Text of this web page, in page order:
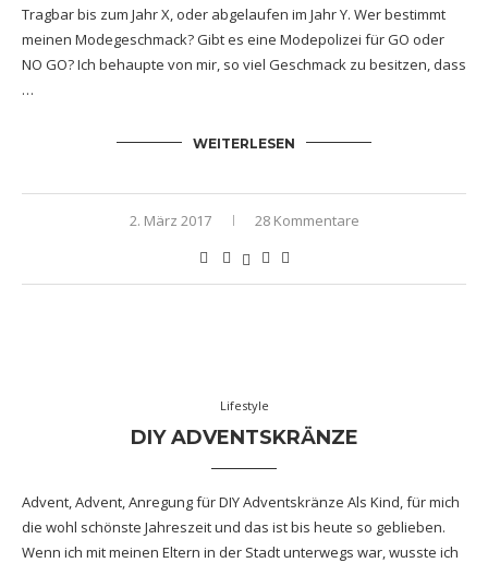
Tragbar bis zum Jahr X, oder abgelaufen im Jahr Y. Wer bestimmt
meinen Modegeschmack? Gibt es eine Modepolizei für GO oder
NO GO? Ich behaupte von mir, so viel Geschmack zu besitzen, dass
…
WEITERLESEN
2. März 2017 28 Kommentare
Lifestyle
DIY ADVENTSKRÄNZE
Advent, Advent, Anregung für DIY Adventskränze Als Kind, für mich
die wohl schönste Jahreszeit und das ist bis heute so geblieben.
Wenn ich mit meinen Eltern in der Stadt unterwegs war, wusste ich